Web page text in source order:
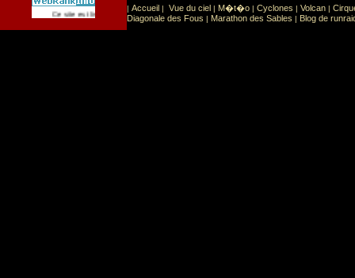
Ce site est list� dans la cat�gorie Sport Sports extr�mes
| Accueil | Vue du ciel | M�t�o | Cyclones | Volcan |
Diagonale des Fous | Marathon des Sables | Blog de